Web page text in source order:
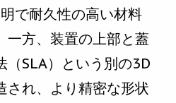
で耐久性の高い材料
一方、装置の上部と蓋
（SLA）という別の3D
され、より精密な形状